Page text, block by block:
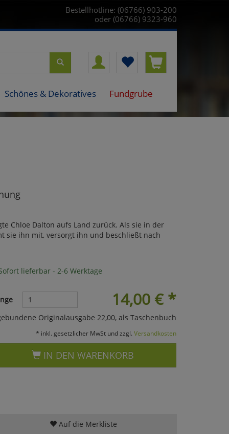
Bestellhotline: (06766) 903-200
oder (06766) 9323-960
Schönes & Dekoratives Fundgrube
Chloe Dalton aufs Land zurück. Als sie in der
sie ihn mit, versorgt ihn und beschließt nach
lieferbar - 2-6 Werktage
14,00 €*
Originalausgabe 22,00, als Taschenbuch
* inkl. gesetzlicher MwSt und zzgl. Versandkosten
IN DEN WARENKORB
Auf die Merkliste